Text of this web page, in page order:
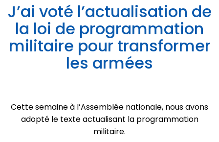
J’ai voté l’actualisation de
la loi de programmation
militaire pour transformer
les armées
Cette semaine à l’Assemblée nationale, nous avons
adopté le texte actualisant la programmation
militaire.